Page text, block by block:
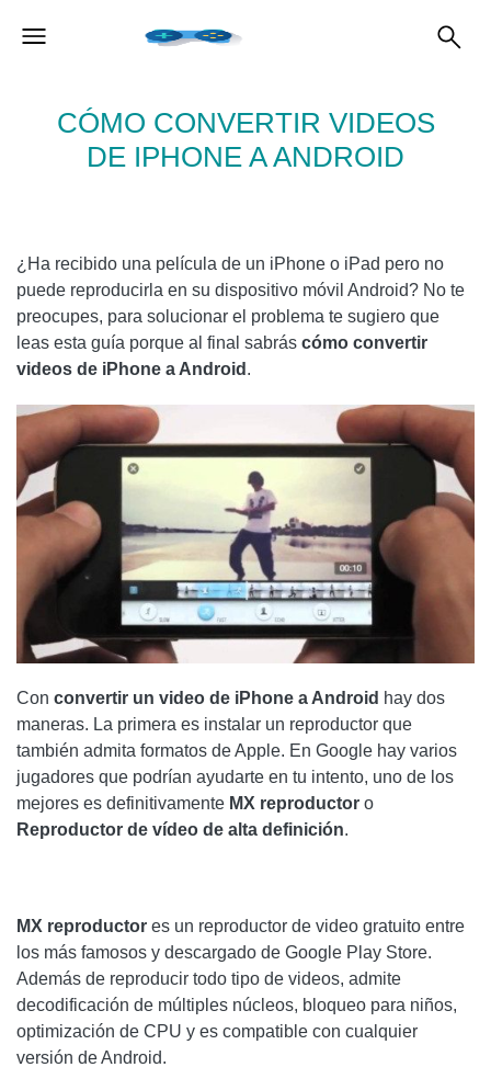
CÓMO CONVERTIR VIDEOS
DE IPHONE A ANDROID
¿Ha recibido una película de un iPhone o iPad pero no
puede reproducirla en su dispositivo móvil Android? No te
preocupes, para solucionar el problema te sugiero que
leas esta guía porque al final sabrás cómo convertir
videos de iPhone a Android .
Con convertir un video de iPhone a Android hay dos
maneras. La primera es instalar un reproductor que
también admita formatos de Apple. En Google hay varios
jugadores que podrían ayudarte en tu intento, uno de los
mejores es definitivamente MX reproductor o
Reproductor de vídeo de alta definición.
MX reproductor es un reproductor de video gratuito entre
los más famosos y descargado de Google Play Store.
Además de reproducir todo tipo de videos, admite
decodificación de múltiples núcleos, bloqueo para niños,
optimización de CPU y es compatible con cualquier
versión de Android.